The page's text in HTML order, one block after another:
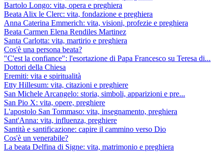
Bartolo Longo: vita, opera e preghiera
Beata Alix le Clerc: vita, fondazione e preghiera
Anna Caterina Emmerich: vita, visioni, profezie e preghiera
Beata Carmen Elena Rendiles Martinez
Santa Carlotta: vita, martirio e preghiera
Cos'è una persona beata?
"C'est la confiance": l'esortazione di Papa Francesco su Teresa di...
Dottori della Chiesa
Eremiti: vita e spiritualità
Etty Hillesum: vita, citazioni e preghiere
San Michele Arcangelo: storia, simboli, apparizioni e pre...
San Pio X: vita, opere, preghiere
L'apostolo San Tommaso: vita, insegnamento, preghiera
Sant'Anna: vita, influenza, preghiere
Santità e santificazione: capire il cammino verso Dio
Cos'è un venerabile?
La beata Delfina di Signe: vita, matrimonio e preghiera